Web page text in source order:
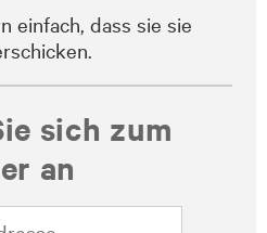
einfach, dass sie sie
sich zum
an